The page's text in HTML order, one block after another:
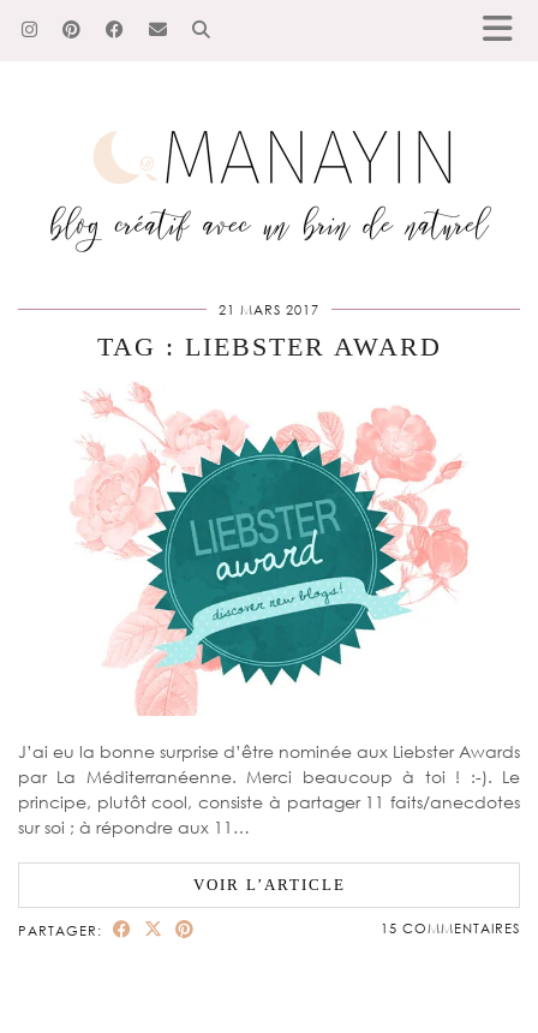
21 MARS 2017
TAG : LIEBSTER AWARD
J’ai eu la bonne surprise d’être nominée aux Liebster Awards
par La Méditerranéenne. Merci beaucoup à toi ! :-). Le
principe, plutôt cool, consiste à partager 11 faits/anecdotes
sur soi ; à répondre aux 11…
VOIR L’ARTICLE
PARTAGER: 15 COMMENTAIRES